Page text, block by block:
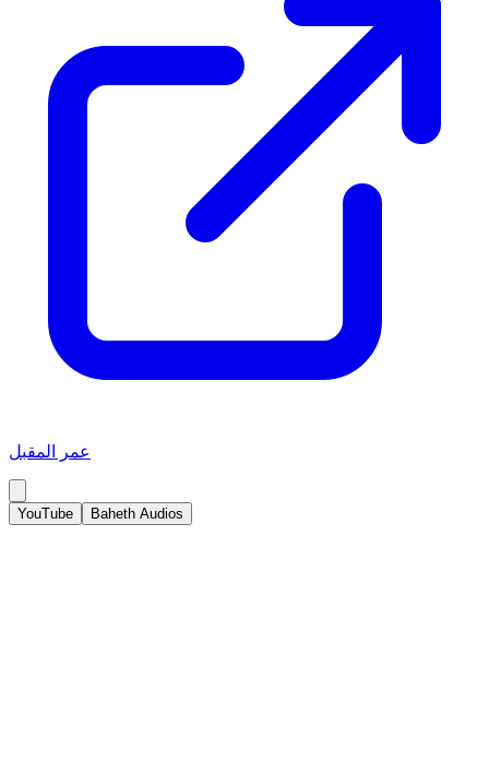
عمر المقبل
YouTube Baheth Audios